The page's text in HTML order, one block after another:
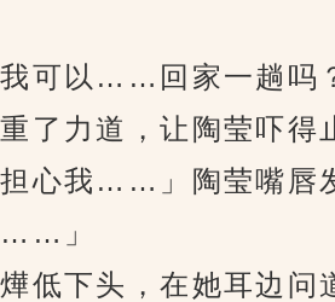
可以……回家一趟吗
力道，让陶莹吓得
我……」陶莹嘴唇发
……」
下头，在她耳边问